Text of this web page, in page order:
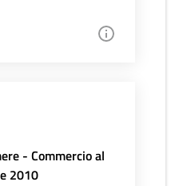
- Commercio al
2010